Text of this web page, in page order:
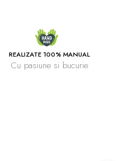
REALIZATE 100% MANUAL
Cu pasiune si bucurie